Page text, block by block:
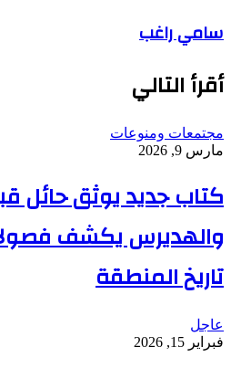
عبر
البريد
سامي راغب
أقرأ التالي
مجتمعات ومنوعات
مارس 9, 2026
كتاب جديد يوثق حائل
والهديرس يكشف
تاريخ المنطقة
عاجل
فبراير 15, 2026